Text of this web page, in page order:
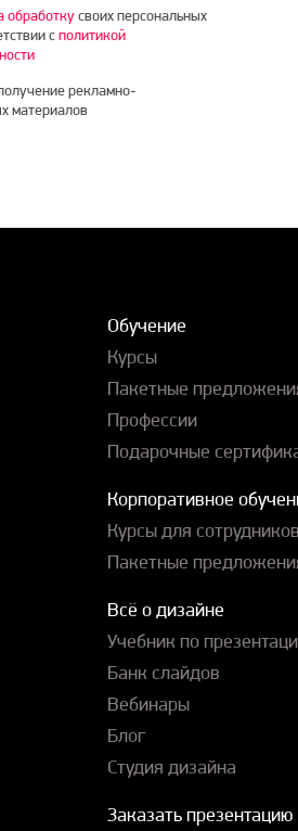
обработкусвоих персональных
сполитикой
рекламно-
материалов
Обучение
Курсы
Пакетные
Профессии
Подарочные
Корпоративное
Курсы для сотрудников
Пакетные
Всё о дизайне
Учебник по
Банк слайдов
Вебинары
Блог
Студия дизайна
Заказать презентацию